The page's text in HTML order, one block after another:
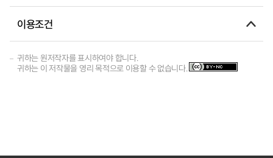
이용조건
귀하는 원저작자를 표시하여야 합니다.
귀하는 이 저작물을 영리 목적으로 이용할 수 없습니다.